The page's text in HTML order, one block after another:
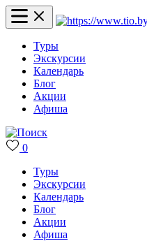
Туры
Экскурсии
Календарь
Блог
Акции
Афиша
0
Туры
Экскурсии
Календарь
Блог
Акции
Афиша